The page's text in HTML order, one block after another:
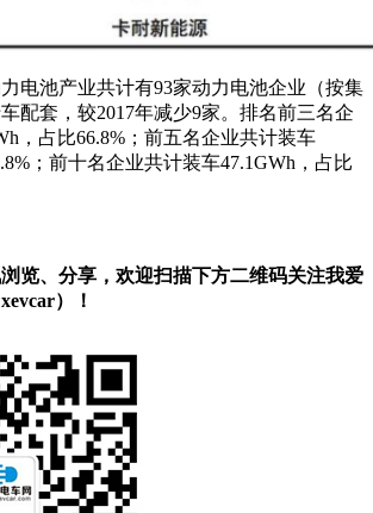
电池产业共计有93家动力电池企业（按集
配套，较2017年减少9家。排名前三名企
，占比66.8%；前五名企业共计装车
；前十名企业共计装车47.1GWh，占比
览、分享，欢迎扫描下方二维码关注我爱
）！